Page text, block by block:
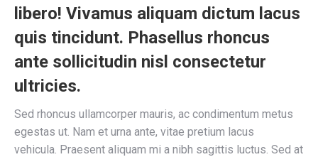
libero! Vivamus aliquam dictum lacus
quis tincidunt. Phasellus rhoncus
ante sollicitudin nisl consectetur
ultricies.
Sed rhoncus ullamcorper mauris, ac condimentum metus
egestas ut. Nam et urna ante, vitae pretium lacus
vehicula. Praesent aliquam mi a nibh sagittis luctus. Sed at